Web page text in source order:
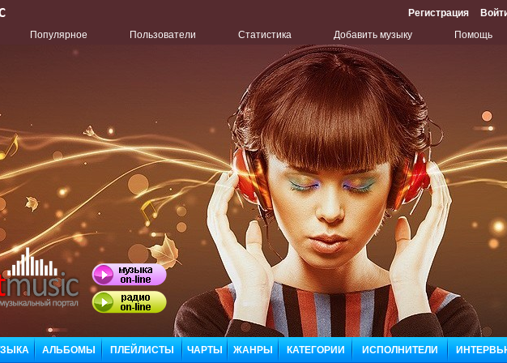
Регистрация
Популярное Пользователи Статистика Добавить музыку Помощь
АЛЬБОМЫ ПЛЕЙЛИСТЫ ЧАРТЫ ЖАНРЫ КАТЕГОРИИ ИСПОЛНИТЕЛИ